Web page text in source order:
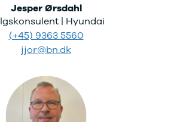
Jesper Ørsdahl
| Hyundai
(+45) 9363 5560
jjor@bn.dk